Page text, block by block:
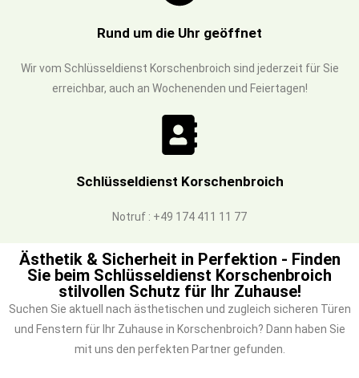
Rund um die Uhr geöffnet
Wir vom Schlüsseldienst Korschenbroich sind jederzeit für Sie
erreichbar, auch an Wochenenden und Feiertagen!
Schlüsseldienst Korschenbroich
Notruf : +49 174 411 11 77
Ästhetik & Sicherheit in Perfektion - Finden
Sie beim Schlüsseldienst Korschenbroich
stilvollen Schutz für Ihr Zuhause!
Suchen Sie aktuell nach ästhetischen und zugleich sicheren Türen
und Fenstern für Ihr Zuhause in Korschenbroich? Dann haben Sie
mit uns den perfekten Partner gefunden.